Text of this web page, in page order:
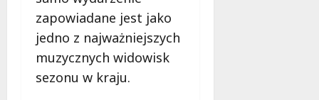
zapowiadane jest jako
jedno z najważniejszych
muzycznych widowisk
sezonu w kraju.